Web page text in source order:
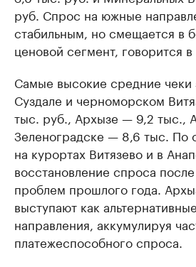
руб. Спрос на южные
стабильным, но смещается в
ценовой сегмент, говорится в
Самые высокие средние чеки
Суздале и черноморском
тыс. руб., Архызе — 9,2 тыс.,
Зеленоградске — 8,6 тыс. По
на курортах Витязево и в
восстановление спроса
проблем прошлого года.
выступают как
направления, аккумулируя
платежеспособного спроса.